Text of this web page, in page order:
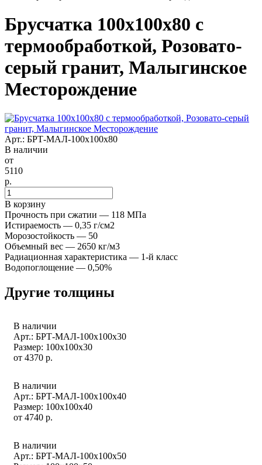
Брусчатка 100x100x80 с
термообработкой, Розовато-
серый гранит, Малыгинское
Месторождение
Арт.: БРТ-МАЛ-100x100x80
В наличии
от
5110
р.
В корзину
Прочность при сжатии — 118 МПа
Истираемость — 0,35 г/см2
Морозостойкость — 50
Объемный вес — 2650 кг/м3
Радиационная характеристика — 1-й класс
Водопоглощение — 0,50%
Другие толщины
В наличии
Арт.: БРТ-МАЛ-100x100x30
Размер: 100x100x30
от 4370 р.
В наличии
Арт.: БРТ-МАЛ-100x100x40
Размер: 100x100x40
от 4740 р.
В наличии
Арт.: БРТ-МАЛ-100x100x50